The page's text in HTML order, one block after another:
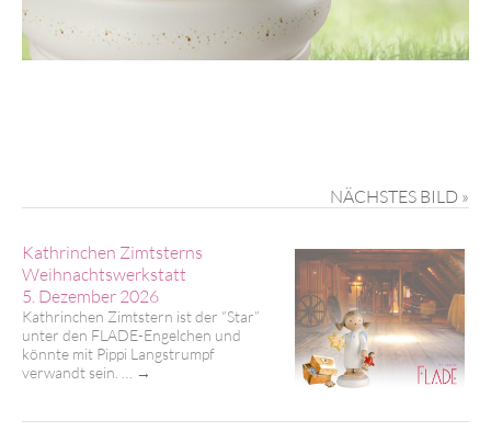
NÄCHSTES BILD »
Kathrinchen Zimtsterns
Weihnachtswerkstatt
5. Dezember 2026
Kathrinchen Zimtstern ist der “Star”
unter den FLADE-Engelchen und
könnte mit Pippi Langstrumpf
verwandt sein. …
→